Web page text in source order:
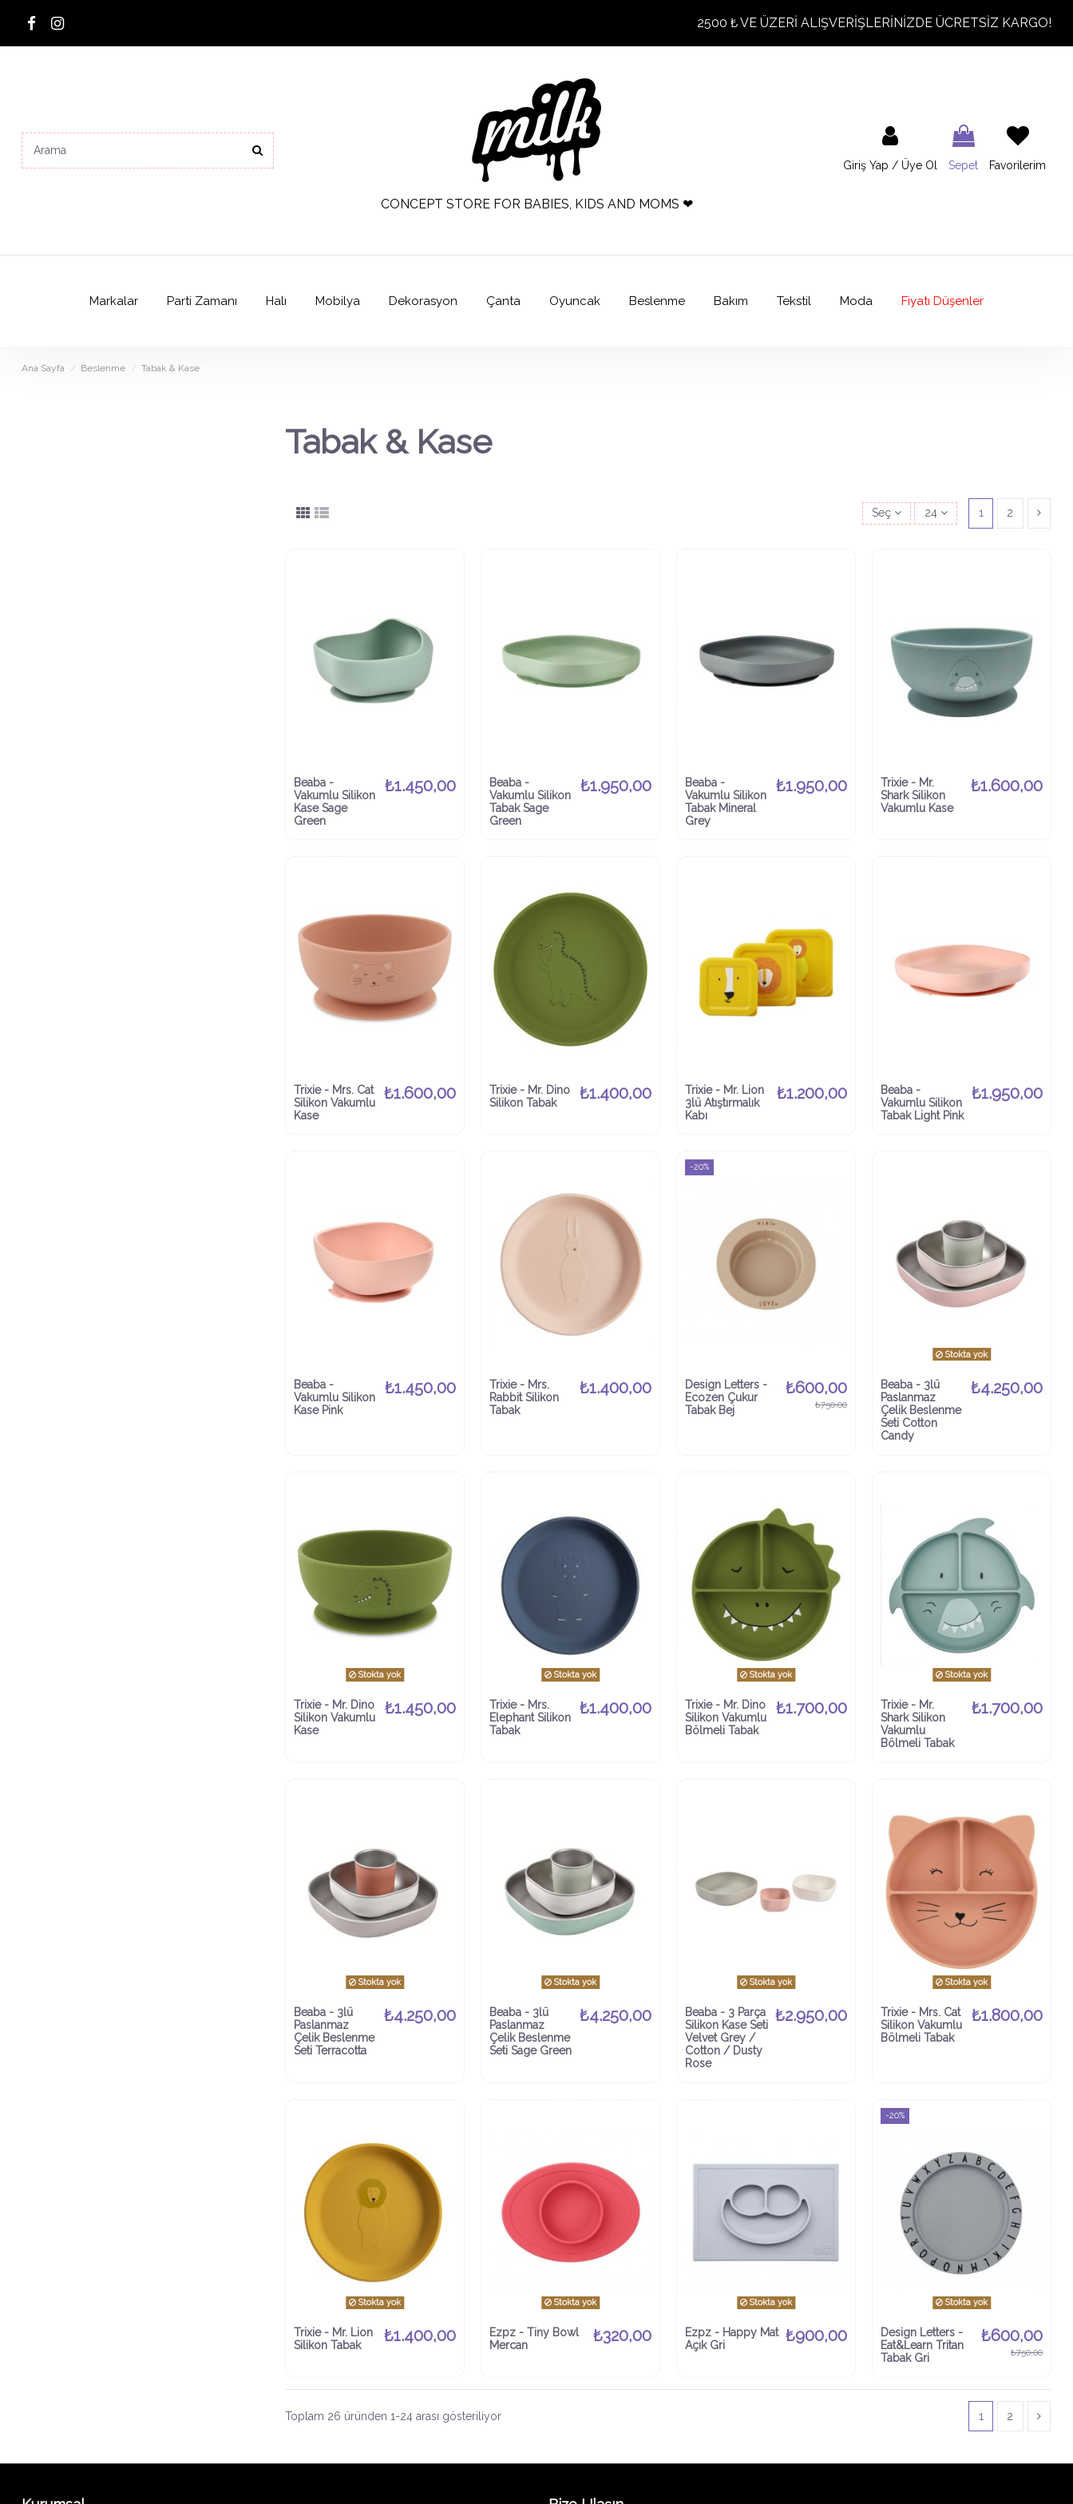
2500 ₺ VE ÜZERİ ALIŞVERİŞLERİNİZDE ÜCRETSİZ KARGO!
CONCEPT STORE FOR BABIES, KIDS AND MOMS ❤
Giriş Yap / Üye Ol Sepet Favorilerim
Markalar Parti Zamanı Halı Mobilya Dekorasyon Çanta Oyuncak Beslenme Bakım Tekstil Moda Fiyatı Düşenler
Ana Sayfa Beslenme Tabak & Kase
Tabak & Kase
Seç 24 1 2
Beaba -
Vakumlu Silikon
Kase Sage
Green
₺1.450,00
Beaba -
Vakumlu Silikon
Tabak Sage
Green
₺1.950,00
Beaba -
Vakumlu Silikon
Tabak Mineral
Grey
₺1.950,00
Trixie - Mr.
Shark Silikon
Vakumlu Kase
₺1.600,00
Trixie - Mrs. Cat
Silikon Vakumlu
Kase
₺1.600,00
Trixie - Mr. Dino
Silikon Tabak
₺1.400,00
Trixie - Mr. Lion
3lü Atıştırmalık
Kabı
₺1.200,00
Beaba -
Vakumlu Silikon
Tabak Light Pink
₺1.950,00
Beaba -
Vakumlu Silikon
Kase Pink
₺1.450,00
Trixie - Mrs.
Rabbit Silikon
Tabak
₺1.400,00
-20%
Design Letters -
Ecozen Çukur
Tabak Bej
₺600,00
₺750,00
Stokta yok
Beaba - 3lü
Paslanmaz
Çelik Beslenme
Seti Cotton
Candy
₺4.250,00
Stokta yok
Trixie - Mr. Dino
Silikon Vakumlu
Kase
₺1.450,00
Stokta yok
Trixie - Mrs.
Elephant Silikon
Tabak
₺1.400,00
Stokta yok
Trixie - Mr. Dino
Silikon Vakumlu
Bölmeli Tabak
₺1.700,00
Stokta yok
Trixie - Mr.
Shark Silikon
Vakumlu
Bölmeli Tabak
₺1.700,00
Stokta yok
Beaba - 3lü
Paslanmaz
Çelik Beslenme
Seti Terracotta
₺4.250,00
Stokta yok
Beaba - 3lü
Paslanmaz
Çelik Beslenme
Seti Sage Green
₺4.250,00
Stokta yok
Beaba - 3 Parça
Silikon Kase Seti
Velvet Grey /
Cotton / Dusty
Rose
₺2.950,00
Stokta yok
Trixie - Mrs. Cat
Silikon Vakumlu
Bölmeli Tabak
₺1.800,00
Stokta yok
Trixie - Mr. Lion
Silikon Tabak
₺1.400,00
Stokta yok
Ezpz - Tiny Bowl
Mercan
₺320,00
Stokta yok
Ezpz - Happy Mat
Açık Gri
₺900,00
-20%
Stokta yok
Design Letters -
Eat&Learn Tritan
Tabak Gri
₺600,00
₺750,00
Toplam 26 üründen 1-24 arası gösteriliyor 1 2